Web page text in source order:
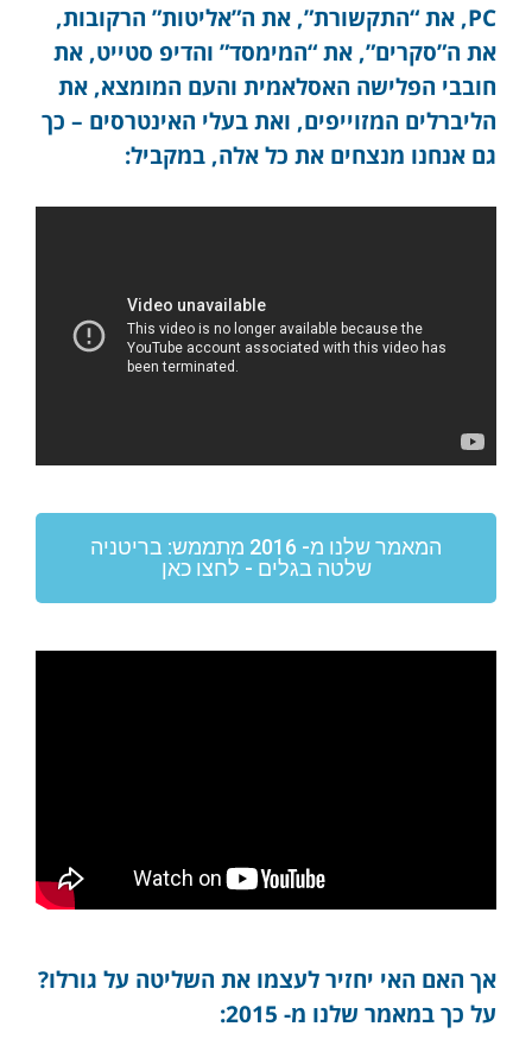
PC, את “התקשורת”, את ה”אליטות” הרקובות,
את ה”סקרים”, את “המימסד” והדיפ סטייט, את
חובבי הפלישה האסלאמית והעם המומצא, את
הליברלים המזוייפים, ואת בעלי האינטרסים – כך
גם אנחנו מנצחים את כל אלה, במקביל:
המאמר שלנו מ- 2016 מתממש: בריטניה
שלטה בגלים - לחצו כאן
אך האם האי יחזיר לעצמו את השליטה על גורלו?
על כך במאמר שלנו מ- 2015: